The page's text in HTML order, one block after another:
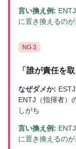
言い換え例:
に置き換えるの
NG 3
「 誰が責任を
なぜダメか:
ENTJ（指揮者）
しがち
言い換え例:
に置き換えるの